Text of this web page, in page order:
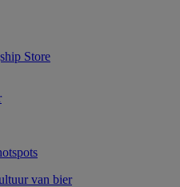
Store
van bier